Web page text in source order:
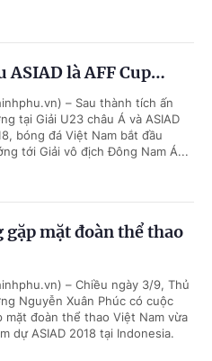
ASIAD là AFF Cup…
– Sau thành tích ấn
tại Giải U23 châu Á và ASIAD
bóng đá Việt Nam bắt đầu
tới Giải vô địch Đông Nam Á...
mặt đoàn thể thao
– Chiều ngày 3/9, Thủ
Nguyễn Xuân Phúc có cuộc
mặt đoàn thể thao Việt Nam vừa
dự ASIAD 2018 tại Indonesia.